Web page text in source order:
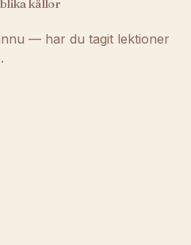
källor
— har du tagit lektioner